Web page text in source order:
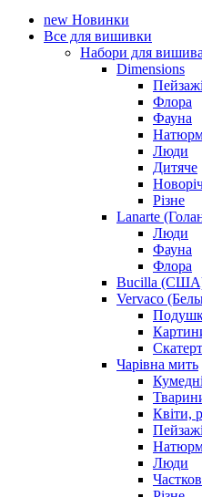
new Новинки
Все для вишивки
Набори для
Dimensions
Пейзажі
Флора
Фауна
Люди
Дитяче
Різне
Lanarte
Люди
Фауна
Флора
Bucilla
Vervaco
Чарiвна мить
Квіти,
Пейзажі
Люди